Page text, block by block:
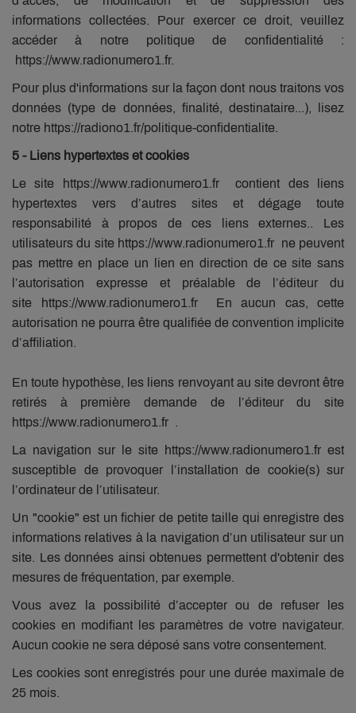
informations collectées. Pour exercer ce droit, veuillez
accéder à notre politique de confidentialité :
https://www.radionumero1.fr.
Pour plus d'informations sur la façon dont nous traitons vos
données (type de données, finalité, destinataire...), lisez
notre https://radiono1.fr/politique-confidentialite.
5 - Liens hypertextes et cookies
Le site https://www.radionumero1.fr contient des liens
hypertextes vers d’autres sites et dégage toute
responsabilité à propos de ces liens externes.. Les
utilisateurs du site https://www.radionumero1.fr ne peuvent
pas mettre en place un lien en direction de ce site sans
l’autorisation expresse et préalable de l’éditeur du
site https://www.radionumero1.fr En aucun cas, cette
autorisation ne pourra être qualifiée de convention implicite
d’affiliation.
En toute hypothèse, les liens renvoyant au site devront être
retirés à première demande de l’éditeur du site
https://www.radionumero1.fr .
La navigation sur le site https://www.radionumero1.fr est
susceptible de provoquer l’installation de cookie(s) sur
l’ordinateur de l’utilisateur.
Un "cookie" est un fichier de petite taille qui enregistre des
informations relatives à la navigation d’un utilisateur sur un
site. Les données ainsi obtenues permettent d'obtenir des
mesures de fréquentation, par exemple.
Vous avez la possibilité d’accepter ou de refuser les
cookies en modifiant les paramètres de votre navigateur.
Aucun cookie ne sera déposé sans votre consentement.
Les cookies sont enregistrés pour une durée maximale de
25 mois.